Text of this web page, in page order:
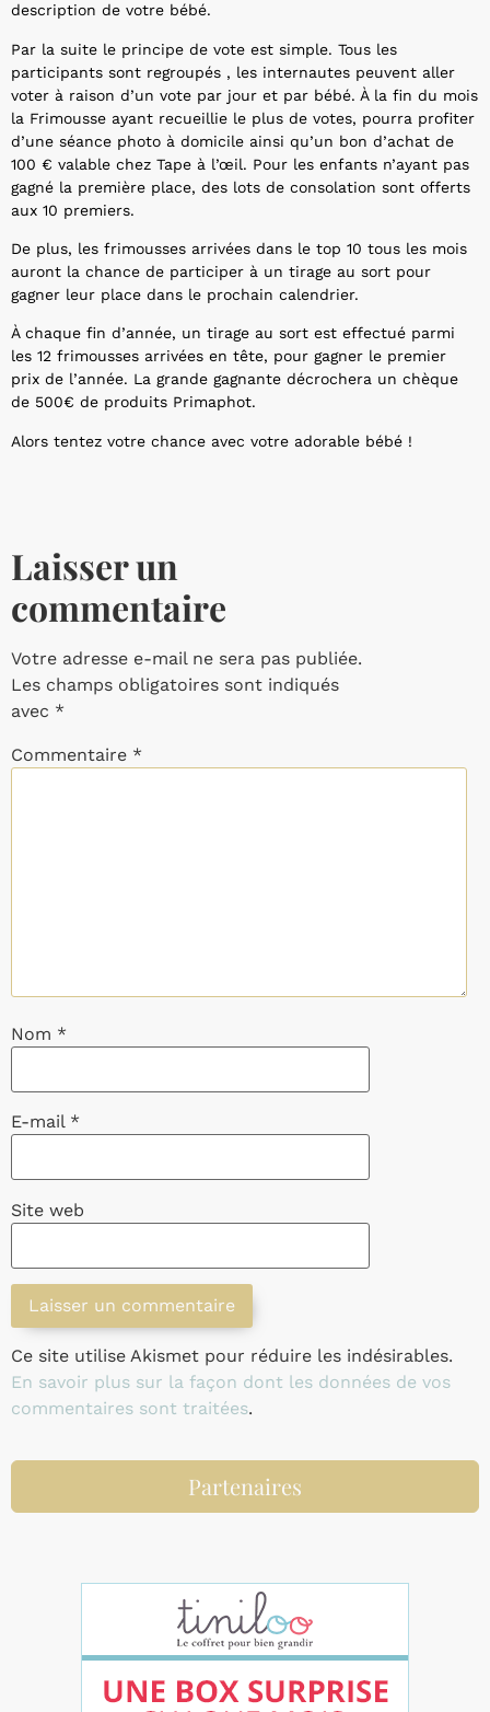
description de votre bébé.
Par la suite le principe de vote est simple. Tous les
participants sont regroupés , les internautes peuvent aller
voter à raison d’un vote par jour et par bébé. À la fin du mois
la Frimousse ayant recueillie le plus de votes, pourra profiter
d’une séance photo à domicile ainsi qu’un bon d’achat de
100 € valable chez Tape à l’œil. Pour les enfants n’ayant pas
gagné la première place, des lots de consolation sont offerts
aux 10 premiers.
De plus, les frimousses arrivées dans le top 10 tous les mois
auront la chance de participer à un tirage au sort pour
gagner leur place dans le prochain calendrier.
À chaque fin d’année, un tirage au sort est effectué parmi
les 12 frimousses arrivées en tête, pour gagner le premier
prix de l’année. La grande gagnante décrochera un chèque
de 500€ de produits Primaphot.
Alors tentez votre chance avec votre adorable bébé !
Laisser un
commentaire
Votre adresse e-mail ne sera pas publiée.
Les champs obligatoires sont indiqués
avec *
Commentaire *
Nom *
E-mail *
Site web
Ce site utilise Akismet pour réduire les indésirables.
En savoir plus sur la façon dont les données de vos
commentaires sont traitées.
Partenaires